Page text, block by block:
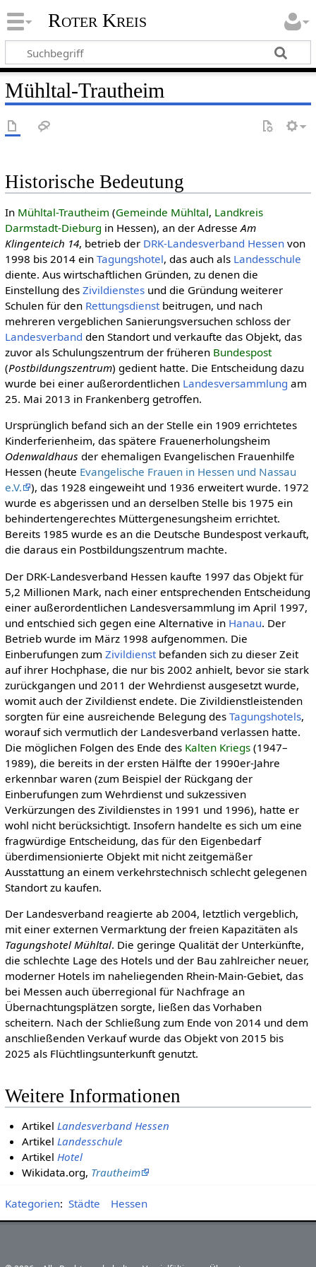
Roter Kreis
Mühltal-Trautheim
Historische Bedeutung
In Mühltal-Trautheim (Gemeinde Mühltal, Landkreis
Darmstadt-Dieburg in Hessen), an der AdresseAm
Klingenteich 14, betrieb der DRK-Landesverband Hessenvon
1998 bis 2014 ein Tagungshotel, das auch als Landesschule
diente. Aus wirtschaftlichen Gründen, zu denen die
Einstellung des Zivildienstesund die Gründung weiterer
Schulen für den Rettungsdienstbeitrugen, und nach
mehreren vergeblichen Sanierungsversuchen schloss der
Landesverband den Standort und verkaufte das Objekt, das
zuvor als Schulungszentrum der früheren Bundespost
(Postbildungszentrum) gedient hatte. Die Entscheidung dazu
wurde bei einer außerordentlichen Landesversammlung am
25. Mai 2013 in Frankenberg getroffen.
Ursprünglich befand sich an der Stelle ein 1909 errichtetes
Kinderferienheim, das spätere Frauenerholungsheim
Odenwaldhaus der ehemaligen Evangelischen Frauenhilfe
Hessen (heute Evangelische Frauen in Hessen und Nassau
e.V.
), das 1928 eingeweiht und 1936 erweitert wurde. 1972
wurde es abgerissen und an derselben Stelle bis 1975 ein
behindertengerechtes Müttergenesungsheim errichtet.
Bereits 1985 wurde es an die Deutsche Bundespost verkauft,
die daraus ein Postbildungszentrum machte.
Der DRK-Landesverband Hessen kaufte 1997 das Objekt für
5,2 Millionen Mark, nach einer entsprechenden Entscheidung
einer außerordentlichen Landesversammlung im April 1997,
und entschied sich gegen eine Alternative in Hanau. Der
Betrieb wurde im März 1998 aufgenommen. Die
Einberufungen zum Zivildienstbefanden sich zu dieser Zeit
auf ihrer Hochphase, die nur bis 2002 anhielt, bevor sie stark
zurückgangen und 2011 der Wehrdienst ausgesetzt wurde,
womit auch der Zivildienst endete. Die Zivildienstleistenden
sorgten für eine ausreichende Belegung des Tagungshotels,
worauf sich vermutlich der Landesverband verlassen hatte.
Die möglichen Folgen des Ende des Kalten Kriegs(1947–
1989), die bereits in der ersten Hälfte der 1990er-Jahre
erkennbar waren (zum Beispiel der Rückgang der
Einberufungen zum Wehrdienst und sukzessiven
Verkürzungen des Zivildienstes in 1991 und 1996), hatte er
wohl nicht berücksichtigt. Insofern handelte es sich um eine
fragwürdige Entscheidung, das für den Eigenbedarf
überdimensionierte Objekt mit nicht zeitgemäßer
Ausstattung an einem verkehrstechnisch schlecht gelegenen
Standort zu kaufen.
Der Landesverband reagierte ab 2004, letztlich vergeblich,
mit einer externen Vermarktung der freien Kapazitäten als
Tagungshotel Mühltal. Die geringe Qualität der Unterkünfte,
die schlechte Lage des Hotels und der Bau zahlreicher neuer,
moderner Hotels im naheliegenden Rhein-Main-Gebiet, das
bei Messen auch überregional für Nachfrage an
Übernachtungsplätzen sorgte, ließen das Vorhaben
scheitern. Nach der Schließung zum Ende von 2014 und dem
anschließenden Verkauf wurde das Objekt von 2015 bis
2025 als Flüchtlingsunterkunft genutzt.
Weitere Informationen
Artikel Landesverband Hessen
Artikel Landesschule
Artikel Hotel
Wikidata.org, Trautheim
Kategorien: Städte Hessen